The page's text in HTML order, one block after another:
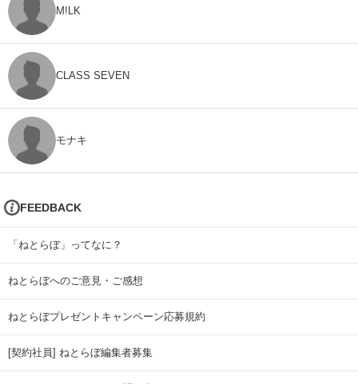
M!LK
CLASS SEVEN
モナキ
FEEDBACK
「ねとらぼ」ってなに？
ねとらぼへのご意見・ご感想
ねとらぼプレゼントキャンペーン応募規約
[契約社員] ねとらぼ編集者募集